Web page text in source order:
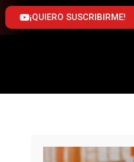
¡QUIERO SUSCRIBIRME!